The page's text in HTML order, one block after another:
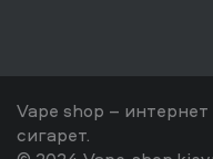
Vape shop –
сигарет.